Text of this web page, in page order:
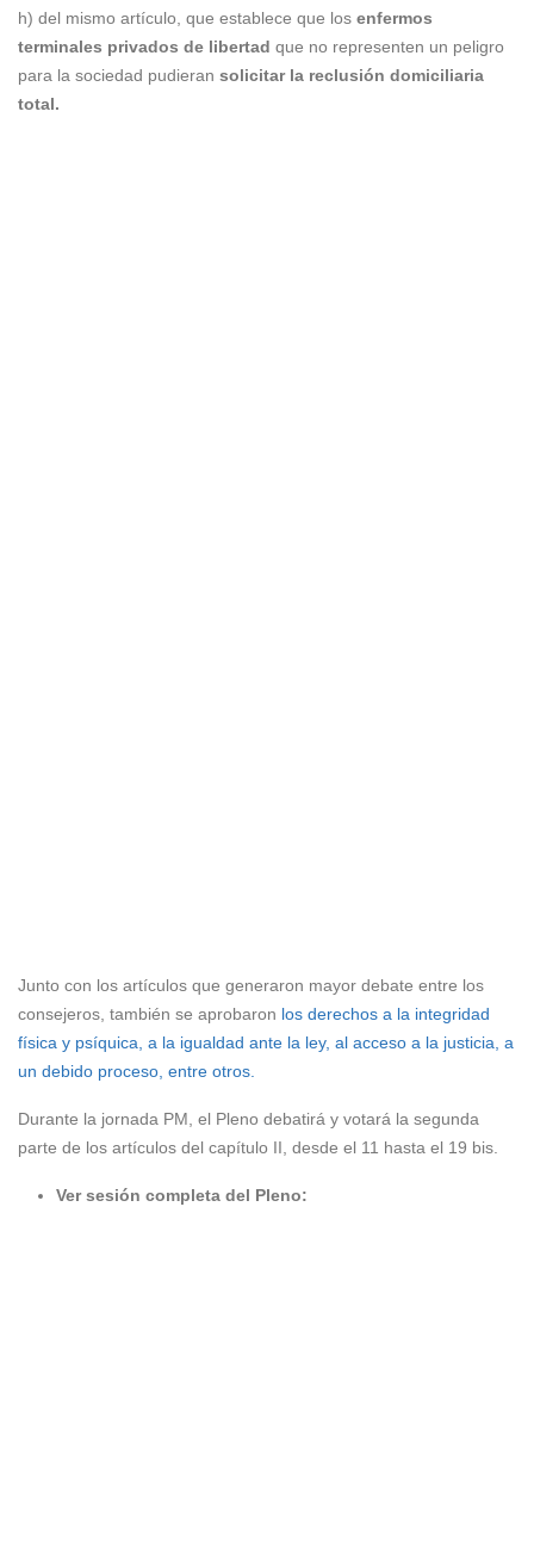
h) del mismo artículo, que establece que los enfermos
terminales privados de libertad que no representen un peligro
para la sociedad pudieran solicitar la reclusión domiciliaria
total.
Junto con los artículos que generaron mayor debate entre los
consejeros, también se aprobaron los derechos a la integridad
física y psíquica, a la igualdad ante la ley, al acceso a la justicia, a
un debido proceso, entre otros.
Durante la jornada PM, el Pleno debatirá y votará la segunda
parte de los artículos del capítulo II, desde el 11 hasta el 19 bis.
Ver sesión completa del Pleno: